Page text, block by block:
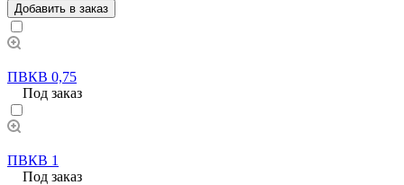
Добавить в заказ
ПВКВ 0,75
Под заказ
ПВКВ 1
Под заказ